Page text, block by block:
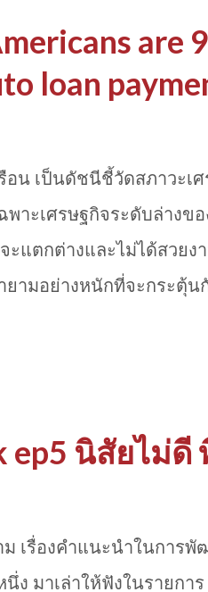
ตาม passion อะไรแบบนั้
ลา และใช้ประโยชน์จาก
ยได้ ที่ใช้เงินทุนและเวล
โนโลยีในยุคปัจจุบัน ให้เ
are
loan
อน เป็นดัชนีชี้วัดสภาวะเ
าะเศรษฐกิจระดับล่างข
ะแตกต่างและไม่ได้สวยง
ยามอย่างหนักที่จะกระตุ้
7 million ค้างจ่ายค่างวด
90+ วันขึ้นไปเพิ่มจากช่ว
รเงิน ด้านกูรูมองว่าเกิด
นกำลังซื้อของเศรษฐกิจร
ย่างหนี้ผ่อนบ้าน , หนี้บัตร
ep5 นิสัยไม่ดี
เรื่องคำแนะนำในการพั
นึ่ง มาเล่าให้ฟังในรายกา